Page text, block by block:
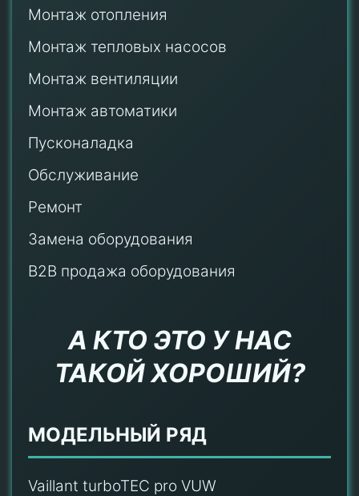
Монтаж отопления
Монтаж тепловых насосов
Монтаж вентиляции
Монтаж автоматики
Пусконаладка
Обслуживание
Ремонт
Замена оборудования
B2B продажа оборудования
А КТО ЭТО У НАС
ТАКОЙ ХОРОШИЙ?
МОДЕЛЬНЫЙ РЯД
Vaillant turboTEC pro VUW